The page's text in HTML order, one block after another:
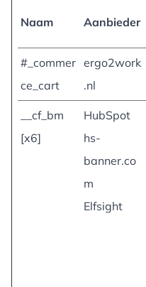
Naam Aanbieder
#_commer
ce_cart
ergo2work
.nl
__cf_bm
[x6]
HubSpot
hs-
banner.co
m
Elfsight